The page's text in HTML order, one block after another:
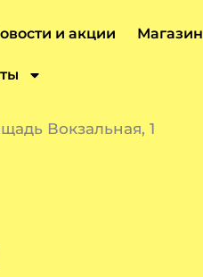
и акции Магазин
Вокзальная, 1